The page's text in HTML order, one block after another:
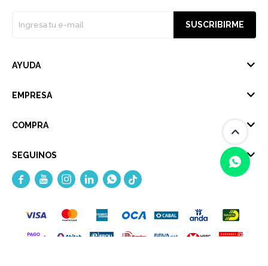
(0/4)
SUSCRIBIRME
AYUDA
EMPRESA
COMPRA
SEGUINOS
    